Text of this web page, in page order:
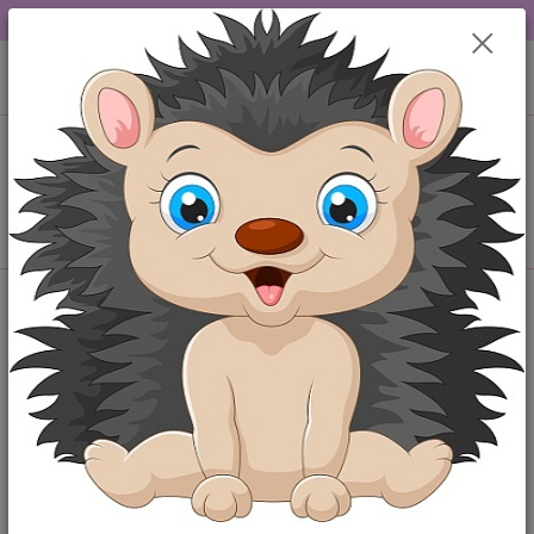
DOPRAVA OD 49,-Kč....VŠE SKLADEM.....
Menu
CZK
Hledat
+420 777259248
po-pá 6-18 hod
za 0,00 Kč
Kategorie blogu
Maminka
Miminko
Štítky blogu